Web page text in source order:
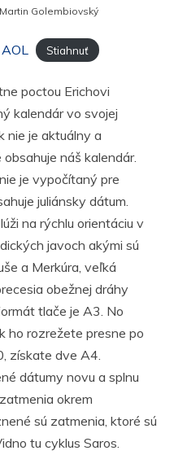
Martin Golembiovský
Stiahnuť
poctou Erichovi
kalendár vo svojej
nie je aktuálny a
náš kalendár.
je vypočítaný pre
juliánsky dátum.
na rýchlu orientáciu v
javoch akými sú
a Merkúra, veľká
obežnej dráhy
tlače je A3. No
ho rozrežete presne po
získate dve A4.
dátumy novu a splnu
okrem
sú zatmenia, ktoré sú
tu cyklus Saros.